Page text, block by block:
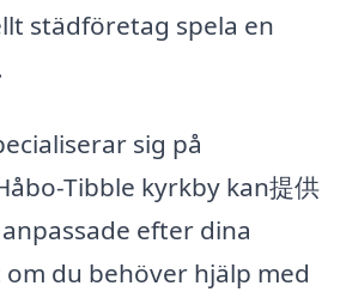
städföretag spela en
sig på
Tibble kyrkby kan提供
efter dina
du behöver hjälp med